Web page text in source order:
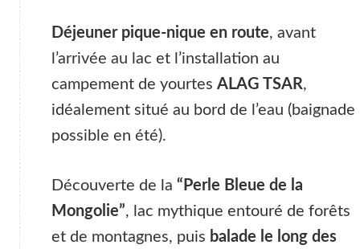
Déjeuner pique-nique en route, avant
l’arrivée au lac et l’installation au
campement de yourtes ALAG TSAR,
idéalement situé au bord de l’eau (baignade
possible en été).
Découverte de la “Perle Bleue de la
Mongolie”, lac mythique entouré de forêts
et de montagnes, puis balade le long des